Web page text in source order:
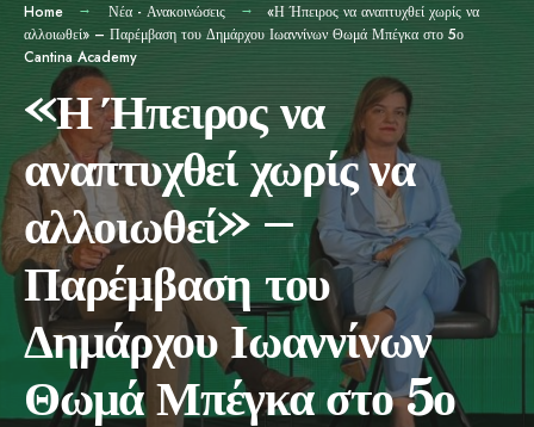
Home Νέα - Ανακοινώσεις
«Η Ήπειρος να αναπτυχθεί χωρίς να
αλλοιωθεί» – Παρέμβαση του Δημάρχου Ιωαννίνων Θωμά Μπέγκα στο 5ο
Cantina Academy
«Η Ήπειρος να
αναπτυχθεί χωρίς να
αλλοιωθεί» –
Παρέμβαση του
Δημάρχου Ιωαννίνων
Θωμά Μπέγκα στο 5ο